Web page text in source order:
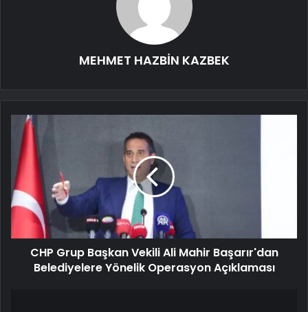
MEHMET HAZBİN KAZBEK
CHP Grup Başkan Vekili Ali Mahir Başarır'dan
Belediyelere Yönelik Operasyon Açıklaması